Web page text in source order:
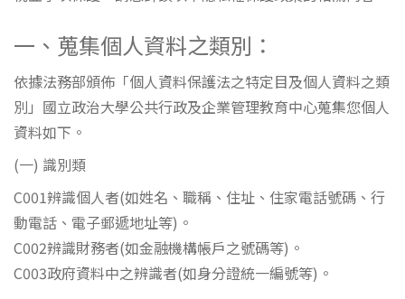
一、蒐集個人資料之類別：
依據法務部頒佈「個人資料保護法之特定目及個人資料之類
別」國立政治大學公共行政及企業管理教育中心蒐集您個人
資料如下。
(一) 識別類
C001辨識個人者(如姓名、職稱、住址、住家電話號碼、行
動電話、電子郵遞地址等)。
C002辨識財務者(如金融機構帳戶之號碼等)。
C003政府資料中之辨識者(如身分證統一編號等)。